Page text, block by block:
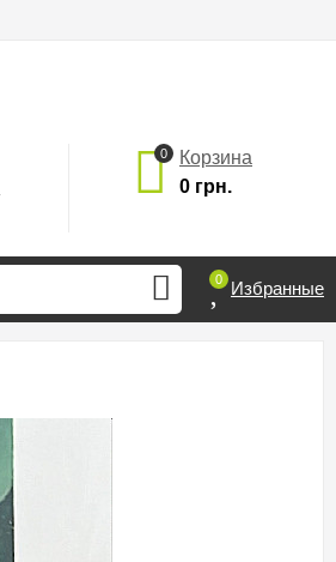
0
Корзина
0 грн.
0 Избранные